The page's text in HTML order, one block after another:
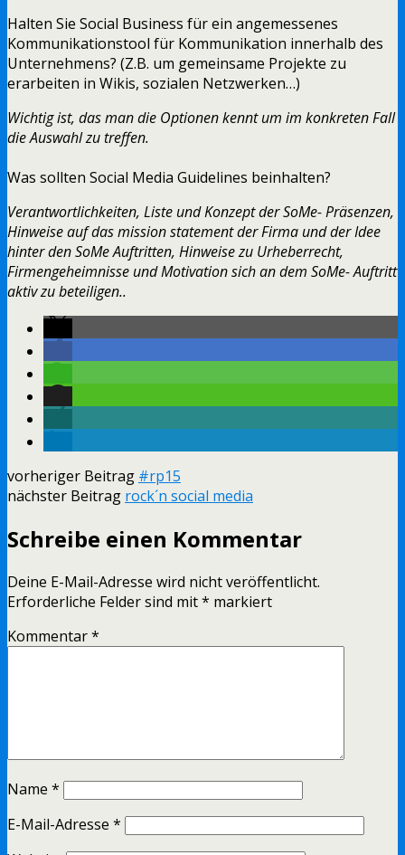
Halten Sie Social Business für ein angemessenes
Kommunikationstool für Kommunikation innerhalb des
Unternehmens? (Z.B. um gemeinsame Projekte zu
erarbeiten in Wikis, sozialen Netzwerken…)
Wichtig ist, das man die Optionen kennt um im konkreten Fall
die Auswahl zu treffen.
Was sollten Social Media Guidelines beinhalten?
Verantwortlichkeiten, Liste und Konzept der SoMe- Präsenzen,
Hinweise auf das mission statement der Firma und der Idee
hinter den SoMe Auftritten, Hinweise zu Urheberrecht,
Firmengeheimnisse und Motivation sich an dem SoMe- Auftritt
aktiv zu beteiligen..
vorheriger Beitrag #rp15
nächster Beitrag rock´n social media
Schreibe einen Kommentar
Deine E-Mail-Adresse wird nicht veröffentlicht.
Erforderliche Felder sind mit* markiert
Kommentar*
Name *
E-Mail-Adresse *